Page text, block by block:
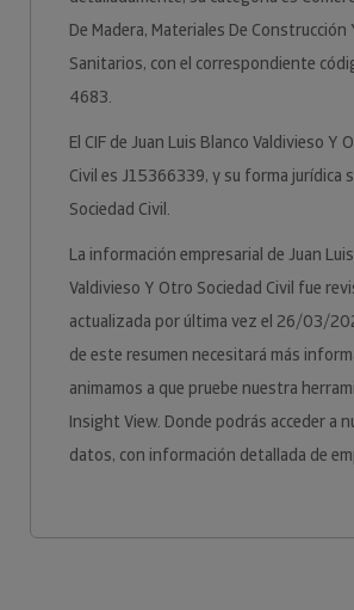
De Madera, Materiales De
Sanitarios, con el correspondiente
4683.
El CIF de Juan Luis Blanco Valdivieso Y
Civil es J15366339, y su forma jurídica
Sociedad Civil.
La información empresarial de Juan
Valdivieso Y Otro Sociedad Civil fue
actualizada por última vez el 26/03/
de este resumen necesitará más
animamos a que pruebe nuestra
Insight View. Donde podrás acceder a
datos, con información detallada de